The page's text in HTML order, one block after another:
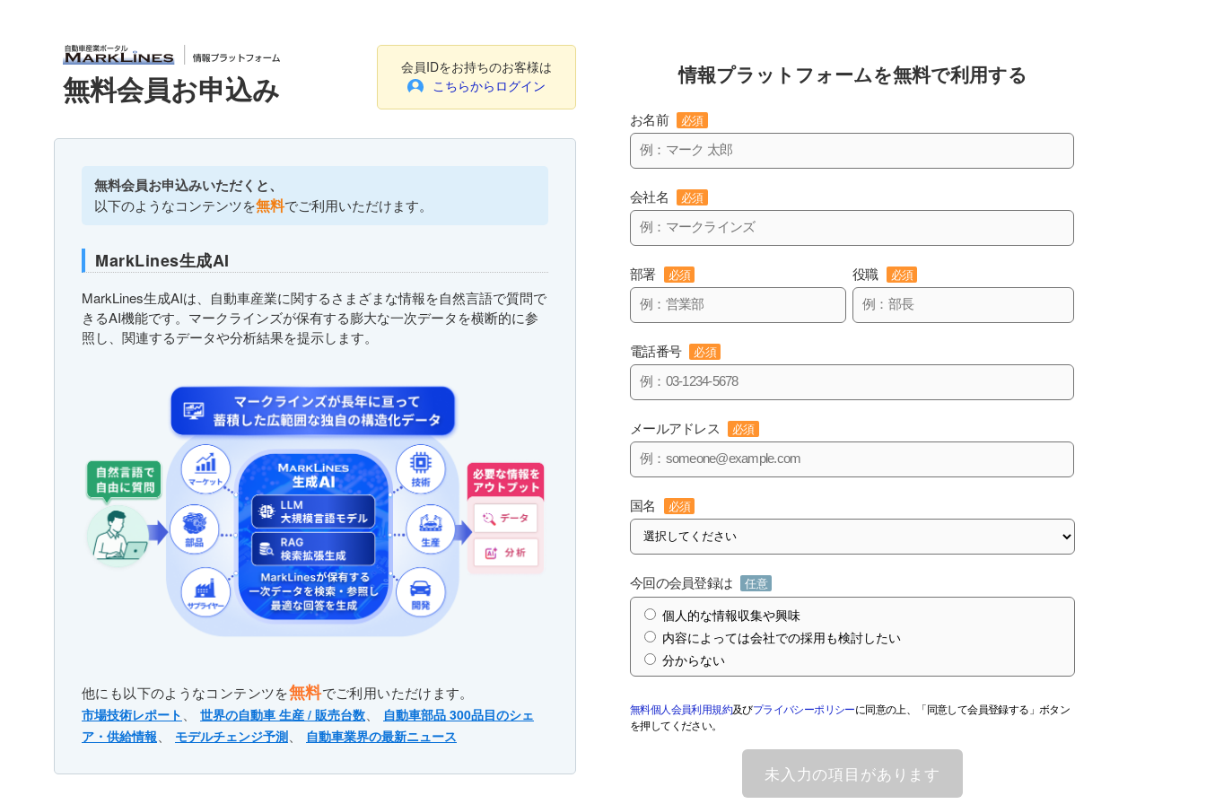
無料会員お申込み
会員IDをお持ちのお客様は
こちらからログイン
無料会員お申込みいただくと、
以下のようなコンテンツを無料でご利用いただけます。
MarkLines生成AI
MarkLines生成AIは、自動車産業に関するさまざまな情報を自然言語で質問で
きるAI機能です。マークラインズが保有する膨大な一次データを横断的に参
照し、関連するデータや分析結果を提示します。
他にも以下のようなコンテンツを無料でご利用いただけます。
市場技術レポート 、 世界の自動車 生産 / 販売台数、
自動車部品 300品目のシェ
ア・供給情報、 モデルチェンジ予測、 自動車業界の最新ニュース
情報プラットフォームを無料で利用する
お名前 必須
会社名 必須
部署 必須 役職 必須
電話番号 必須
メールアドレス 必須
国名 必須
今回の会員登録は 任意
個人的な情報収集や興味
内容によっては会社での採用も検討したい
分からない
無料個人会員利用規約及びプライバシーポリシーに同意の上、「同意して会員登録する」ボタン
を押してください。